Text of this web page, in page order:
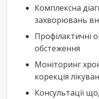
Комплексна
захворювань
Профілактичні
обстеження
Моніторинг
корекція
Консультації